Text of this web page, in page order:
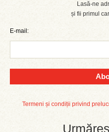
Lasă-ne
și fii primul
E-mail:
Termeni și condiții privind